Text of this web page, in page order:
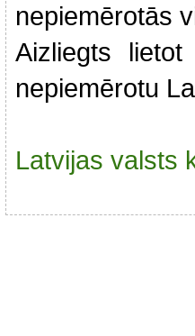
nepiemērotās
Aizliegts
nepiemērotu
Latvijas valsts